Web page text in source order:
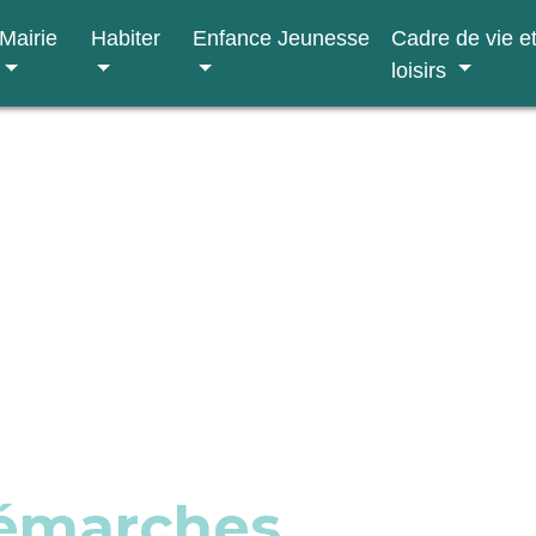
Mairie Habiter Enfance Jeunesse
Cadre de vie et
loisirs